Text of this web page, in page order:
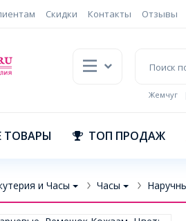
Скидки Контакты Отзывы
Жемчуг
ТОВАРЫ ТОП ПРОДАЖ
и Часы Часы